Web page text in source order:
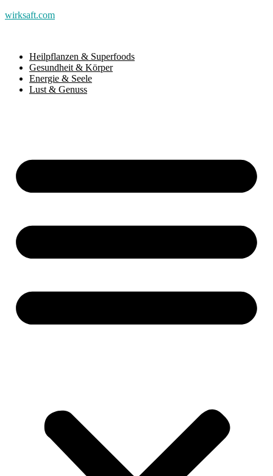
wirksaft.com
Heilpflanzen & Superfoods
Gesundheit & Körper
Energie & Seele
Lust & Genuss